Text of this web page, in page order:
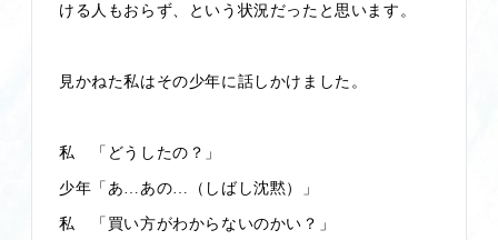
ける人もおらず、という状況だったと思います。
見かねた私はその少年に話しかけました。
私 「どうしたの？」
少年「あ…あの…（しばし沈黙）」
私 「買い方がわからないのかい？」